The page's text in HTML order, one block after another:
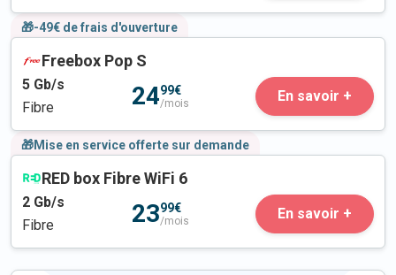
🎁-49€ de frais d'ouverture
Freebox Pop S
5 Gb/s
Fibre
2499€
/mois En savoir +
🎁Mise en service offerte sur demande
RED box Fibre WiFi 6
2 Gb/s
Fibre
2399€
/mois En savoir +